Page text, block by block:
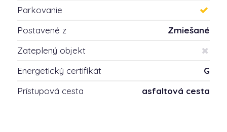
Parkovanie
Postavené z
Zmiešané
Zateplený objekt
Energetický certifikát
G
Prístupová cesta
asfaltová cesta